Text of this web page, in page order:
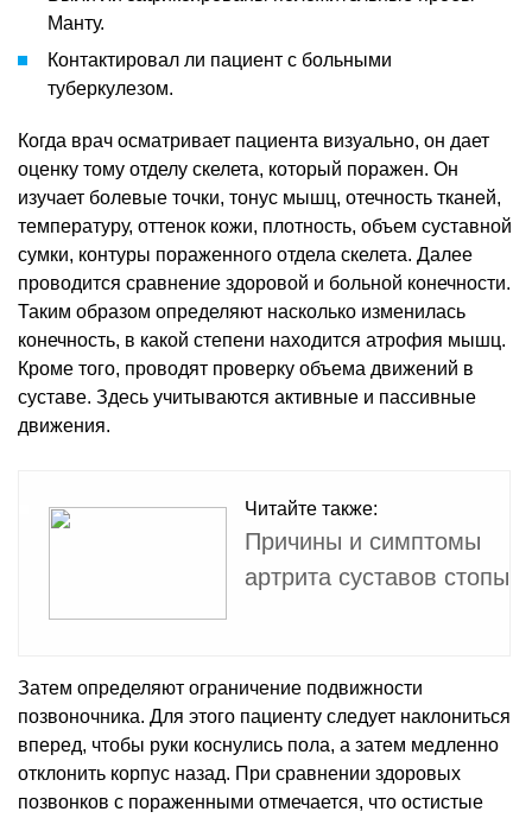
Манту.
Контактировал ли пациент с больными
туберкулезом.
Когда врач осматривает пациента визуально, он дает
оценку тому отделу скелета, который поражен. Он
изучает болевые точки, тонус мышц, отечность тканей,
температуру, оттенок кожи, плотность, объем суставной
сумки, контуры пораженного отдела скелета. Далее
проводится сравнение здоровой и больной конечности.
Таким образом определяют насколько изменилась
конечность, в какой степени находится атрофия мышц.
Кроме того, проводят проверку объема движений в
суставе. Здесь учитываются активные и пассивные
движения.
Читайте также:
Причины и симптомы
артрита суставов стопы
Затем определяют ограничение подвижности
позвоночника. Для этого пациенту следует наклониться
вперед, чтобы руки коснулись пола, а затем медленно
отклонить корпус назад. При сравнении здоровых
позвонков с пораженными отмечается, что остистые